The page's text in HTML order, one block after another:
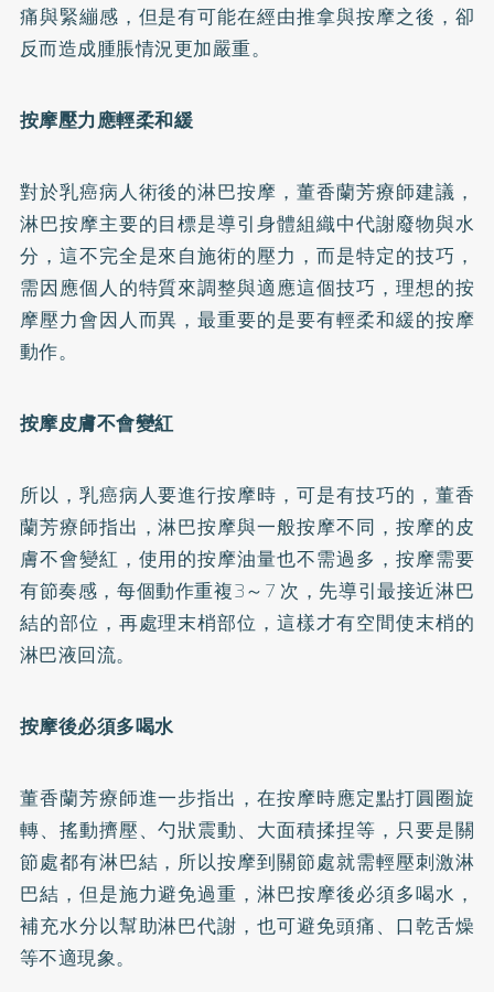
痛與緊繃感，但是有可能在經由推拿與按摩之後，卻
反而造成腫脹情況更加嚴重。
按摩壓力應輕柔和緩
對於乳癌病人術後的淋巴按摩，董香蘭芳療師建議，
淋巴按摩主要的目標是導引身體組織中代謝廢物與水
分，這不完全是來自施術的壓力，而是特定的技巧，
需因應個人的特質來調整與適應這個技巧，理想的按
摩壓力會因人而異，最重要的是要有輕柔和緩的按摩
動作。
按摩皮膚不會變紅
所以，乳癌病人要進行按摩時，可是有技巧的，董香
蘭芳療師指出，淋巴按摩與一般按摩不同，按摩的皮
膚不會變紅，使用的按摩油量也不需過多，按摩需要
有節奏感，每個動作重複3～7 次，先導引最接近淋巴
結的部位，再處理末梢部位，這樣才有空間使末梢的
淋巴液回流。
按摩後必須多喝水
董香蘭芳療師進一步指出，在按摩時應定點打圓圈旋
轉、搖動擠壓、勺狀震動、大面積揉捏等，只要是關
節處都有淋巴結，所以按摩到關節處就需輕壓刺激淋
巴結，但是施力避免過重，淋巴按摩後必須多喝水，
補充水分以幫助淋巴代謝，也可避免頭痛、口乾舌燥
等不適現象。